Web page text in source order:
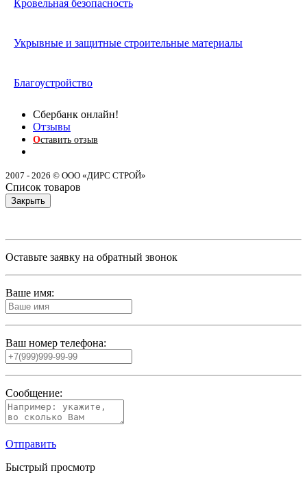
Кровельная безопасность
Укрывные и защитные строительные материалы
Благоустройство
Сбербанк онлайн!
Отзывы
Оставить отзыв
2007 - 2026 © ООО «ДИРС СТРОЙ»
Список товаров
Закрыть
Оставьте заявку на обратный звонок
Ваше имя:
Ваш номер телефона:
Сообщение:
Отправить
Быстрый просмотр